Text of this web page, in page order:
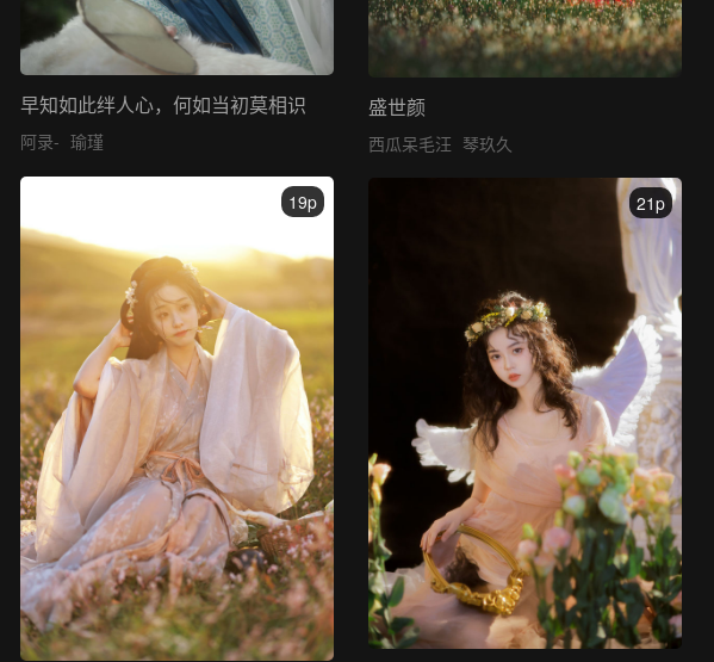
早知如此绊人心，何如当初莫相识
阿录- 瑜瑾
盛世颜
西瓜呆毛汪 琴玖久
19p 21p